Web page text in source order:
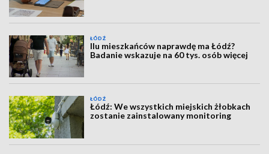
ŁÓDŹ
Ilu mieszkańców naprawdę ma Łódź?
Badanie wskazuje na 60 tys. osób więcej
ŁÓDŹ
Łódź: We wszystkich miejskich żłobkach
zostanie zainstalowany monitoring